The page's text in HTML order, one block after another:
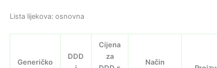
Lista lijekova: osnovna
Generičko
DDD
Cijena
za
Način